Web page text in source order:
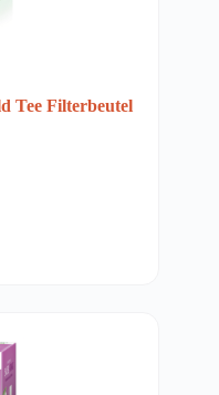
Tee Filterbeutel